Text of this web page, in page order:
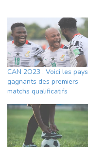
CAN 2O23 : Voici les pays
gagnants des premiers
matchs qualificatifs